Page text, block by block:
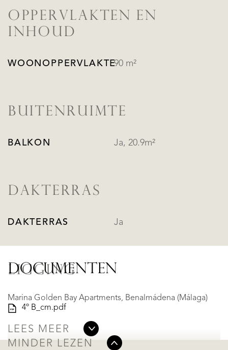
OPPERVLAKTEN EN
INHOUD
WOONOPPERVLAKTE90 m²
BUITENRUIMTE
BALKON Ja, 20.9m²
DAKTERRAS
DAKTERRAS Ja
LIGGING
Marina Golden Bay Apartments, Benalmádena (Málaga)
LEES MEER
MINDER LEZEN
DOCUMENTEN
4º B_cm.pdf